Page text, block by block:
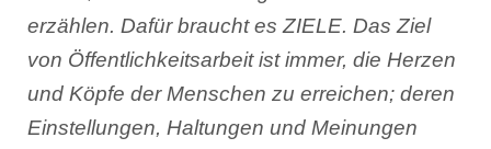
erzählen. Dafür braucht es ZIELE. Das Ziel
von Öffentlichkeitsarbeit ist immer, die Herzen
und Köpfe der Menschen zu erreichen; deren
Einstellungen, Haltungen und Meinungen